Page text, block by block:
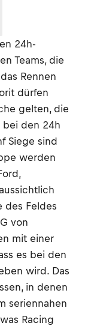
24h-
Teams, die
Rennen
dürfen
gelten, die
bei den 24h
Siege sind
werden
des Feldes
von
mit einer
es bei den
wird. Das
in denen
seriennahen
Racing